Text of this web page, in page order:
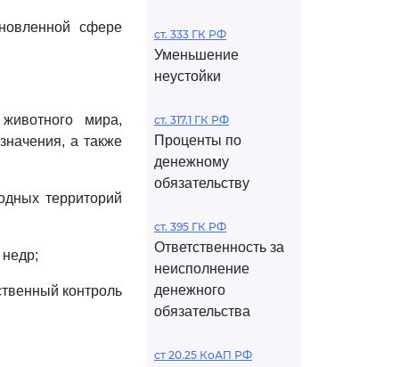
сфере
мира,
а также
территорий
контроль
ст. 333 ГК РФ
Уменьшение
неустойки
ст. 317.1 ГК РФ
Проценты по
денежному
обязательству
ст. 395 ГК РФ
Ответственность за
неисполнение
денежного
обязательства
ст 20.25 КоАП РФ